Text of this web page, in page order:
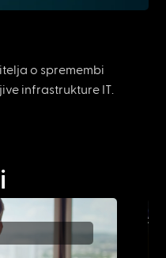
o spremembi
infrastrukture IT.